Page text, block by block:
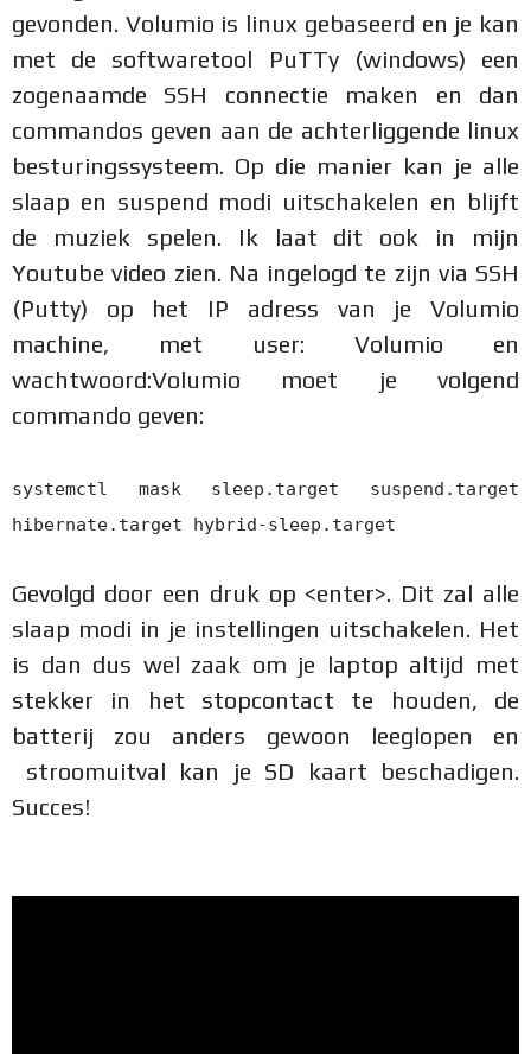
gevonden. Volumio is linux gebaseerd en je kan
met de softwaretool PuTTy (windows) een
zogenaamde SSH connectie maken en dan
commandos geven aan de achterliggende linux
besturingssysteem. Op die manier kan je alle
slaap en suspend modi uitschakelen en blijft
de muziek spelen. Ik laat dit ook in mijn
Youtube video zien. Na ingelogd te zijn via SSH
(Putty) op het IP adress van je Volumio
machine, met user: Volumio en
wachtwoord:Volumio moet je volgend
commando geven:
systemctl mask sleep.target suspend.target
hibernate.target hybrid-sleep.target
Gevolgd door een druk op <enter>. Dit zal alle
slaap modi in je instellingen uitschakelen. Het
is dan dus wel zaak om je laptop altijd met
stekker in het stopcontact te houden, de
batterij zou anders gewoon leeglopen en
stroomuitval kan je SD kaart beschadigen.
Succes!